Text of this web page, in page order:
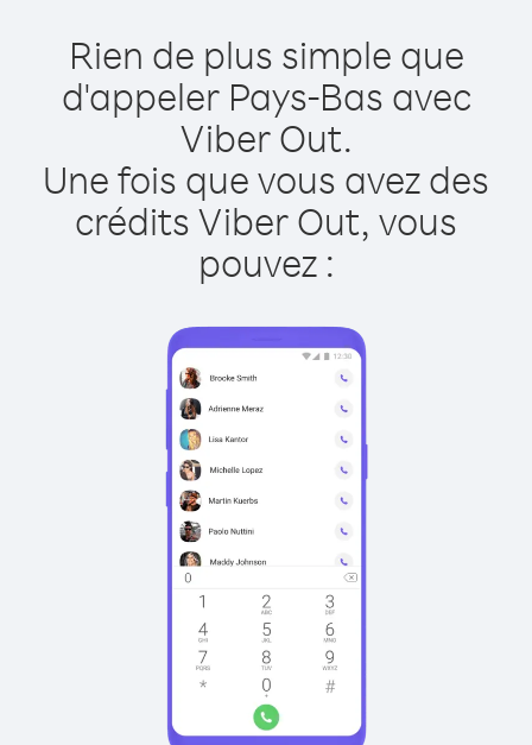
Rien de plus simple que
d'appeler Pays-Bas avec
Viber Out.
Une fois que vous avez des
crédits Viber Out, vous
pouvez :